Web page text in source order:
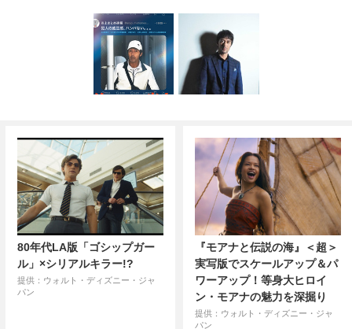
80年代LA版「ゴシップガー
ル」×シリアルキラー!?
提供：ウォルト・ディズニー・ジャ
パン
『モアナと伝説の海』＜超＞
実写版でスケールアップ＆パ
ワーアップ！等身大ヒロイ
ン・モアナの魅力を深掘り
提供：ウォルト・ディズニー・ジャ
パン